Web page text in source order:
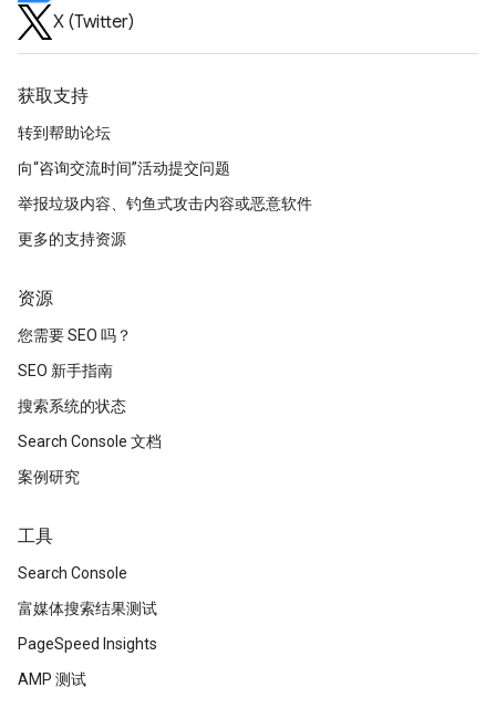
X (Twitter)
获取支持
转到帮助论坛
向“咨询交流时间”活动提交问题
举报垃圾内容、钓鱼式攻击内容或恶意软件
更多的支持资源
资源
您需要 SEO 吗？
SEO 新手指南
搜索系统的状态
Search Console 文档
案例研究
工具
Search Console
富媒体搜索结果测试
PageSpeed Insights
AMP 测试